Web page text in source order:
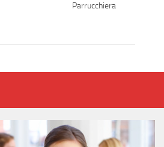
Parrucchiera